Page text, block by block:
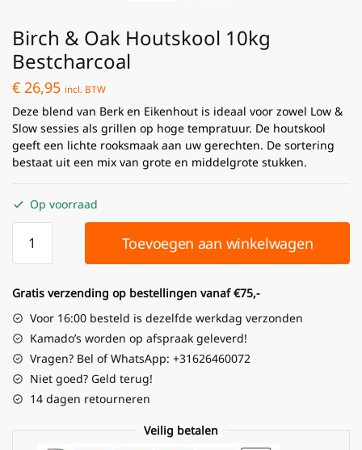
Birch & Oak Houtskool 10kg
Bestcharcoal
€ 26,95 incl. BTW
Deze blend van Berk en Eikenhout is ideaal voor zowel Low &
Slow sessies als grillen op hoge tempratuur. De houtskool
geeft een lichte rooksmaak aan uw gerechten. De sortering
bestaat uit een mix van grote en middelgrote stukken.
Op voorraad
Toevoegen aan winkelwagen
Gratis verzending op bestellingen vanaf €75,-
Voor 16:00 besteld is dezelfde werkdag verzonden
Kamado’s worden op afspraak geleverd!
Vragen? Bel of WhatsApp: +31626460072
Niet goed? Geld terug!
14 dagen retourneren
Veilig betalen